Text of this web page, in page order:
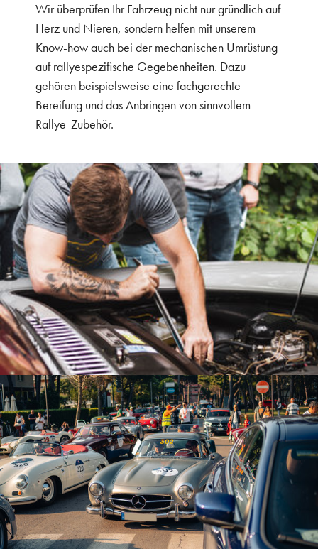
Wir überprüfen Ihr Fahrzeug nicht nur gründlich auf
Herz und Nieren, sondern helfen mit unserem
Know-how auch bei der mechanischen Umrüstung
auf rallyespezifische Gegebenheiten. Dazu
gehören beispielsweise eine fachgerechte
Bereifung und das Anbringen von sinnvollem
Rallye-Zubehör.